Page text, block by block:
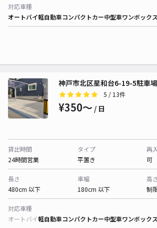
対応車種
オートバイ軽自動車コンパクトカー中型車ワンボックス
神戸市北区星和台6-19-5駐車場
5 / 13件
¥350〜 / 日
貸出時間
24時間営業
タイプ
平置き
再
可
長さ
480cm 以下
車幅
180cm 以下
高さ
制
対応車種
オートバイ軽自動車コンパクトカー中型車ワンボックス